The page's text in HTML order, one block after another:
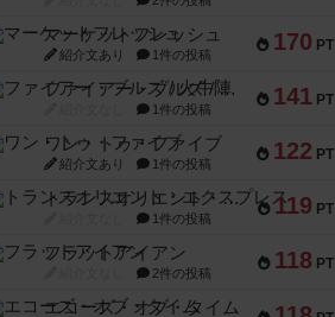
170 PT
マーケットフレッシュ
紹介文あり 1件の投稿
141 PT
ファイアー・ブルズ / 火牛陣
1件の投稿
122 PT
ワン・トゥ・ファイブ
紹介文あり 1件の投稿
119 PT
トランスオリエント・エクスプレス
1件の投稿
118 PT
フラットアイアン
2件の投稿
エコーズ・オブ・タイム